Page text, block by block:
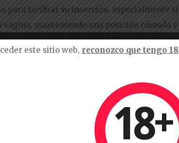
para facilitar su inserción, especialmente
manteniendo una posición cómoda
irritación, infección o después de una
y peso si eres principiante en el uso de
excesivamente prolongados.
retira las bolas de inmediato y
este sitio web, reconozco que tengo